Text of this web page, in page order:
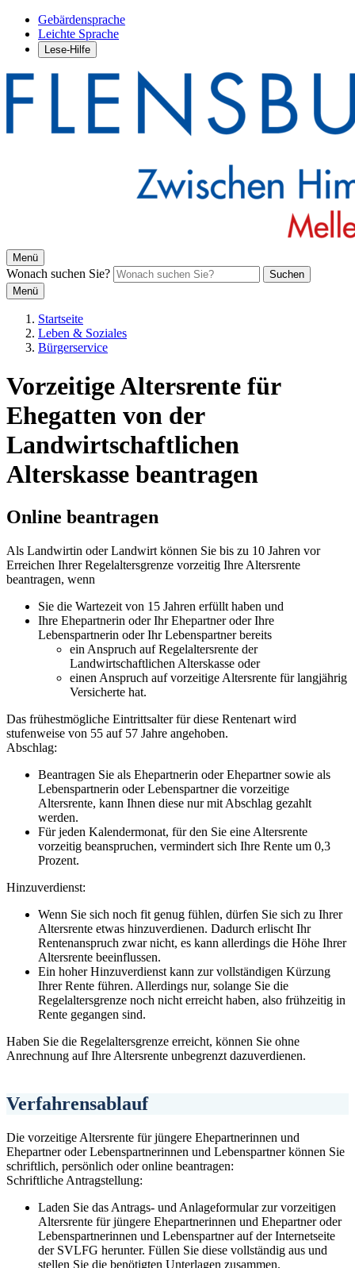
Gebärdensprache
Leichte Sprache
Lese-Hilfe
Menü
Wonach suchen Sie?
Suchen
Menü
Startseite
Leben & Soziales
Bürgerservice
Vorzeitige Altersrente für
Ehegatten von der
Landwirtschaftlichen
Alterskasse beantragen
Online beantragen
Als Landwirtin oder Landwirt können Sie bis zu 10 Jahren vor
Erreichen Ihrer Regelaltersgrenze vorzeitig Ihre Altersrente
beantragen, wenn
Sie die Wartezeit von 15 Jahren erfüllt haben und
Ihre Ehepartnerin oder Ihr Ehepartner oder Ihre
Lebenspartnerin oder Ihr Lebenspartner bereits
ein Anspruch auf Regelaltersrente der
Landwirtschaftlichen Alterskasse oder
einen Anspruch auf vorzeitige Altersrente für langjährig
Versicherte hat.
Das frühestmögliche Eintrittsalter für diese Rentenart wird
stufenweise von 55 auf 57 Jahre angehoben.
Abschlag:
Beantragen Sie als Ehepartnerin oder Ehepartner sowie als
Lebenspartnerin oder Lebenspartner die vorzeitige
Altersrente, kann Ihnen diese nur mit Abschlag gezahlt
werden.
Für jeden Kalendermonat, für den Sie eine Altersrente
vorzeitig beanspruchen, vermindert sich Ihre Rente um 0,3
Prozent.
Hinzuverdienst:
Wenn Sie sich noch fit genug fühlen, dürfen Sie sich zu Ihrer
Altersrente etwas hinzuverdienen. Dadurch erlischt Ihr
Rentenanspruch zwar nicht, es kann allerdings die Höhe Ihrer
Altersrente beeinflussen.
Ein hoher Hinzuverdienst kann zur vollständigen Kürzung
Ihrer Rente führen. Allerdings nur, solange Sie die
Regelaltersgrenze noch nicht erreicht haben, also frühzeitig in
Rente gegangen sind.
Haben Sie die Regelaltersgrenze erreicht, können Sie ohne
Anrechnung auf Ihre Altersrente unbegrenzt dazuverdienen.
Verfahrensablauf
Die vorzeitige Altersrente für jüngere Ehepartnerinnen und
Ehepartner oder Lebenspartnerinnen und Lebenspartner können Sie
schriftlich, persönlich oder online beantragen:
Schriftliche Antragstellung:
Laden Sie das Antrags- und Anlageformular zur vorzeitigen
Altersrente für jüngere Ehepartnerinnen und Ehepartner oder
Lebenspartnerinnen und Lebenspartner auf der Internetseite
der SVLFG herunter. Füllen Sie diese vollständig aus und
stellen Sie die benötigten Unterlagen zusammen.